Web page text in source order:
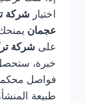
اختيار شركة
عجمان
على شركة
خبرة،
فواصل
طبيعة